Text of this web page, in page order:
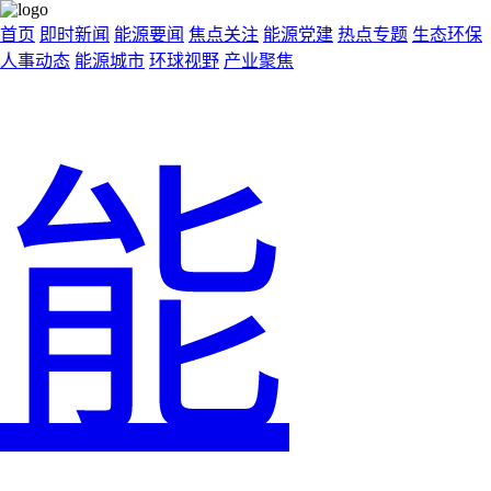
首页 即时新闻 能源要闻 焦点关注 能源党建 热点专题 生态环保
人事动态 能源城市 环球视野 产业聚焦
能